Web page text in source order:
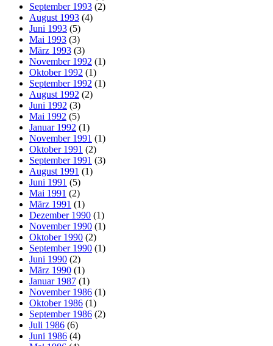
September 1993 (2)
August 1993 (4)
Juni 1993 (5)
Mai 1993 (3)
März 1993 (3)
November 1992 (1)
Oktober 1992 (1)
September 1992 (1)
August 1992 (2)
Juni 1992 (3)
Mai 1992 (5)
Januar 1992 (1)
November 1991 (1)
Oktober 1991 (2)
September 1991 (3)
August 1991 (1)
Juni 1991 (5)
Mai 1991 (2)
März 1991 (1)
Dezember 1990 (1)
November 1990 (1)
Oktober 1990 (2)
September 1990 (1)
Juni 1990 (2)
März 1990 (1)
Januar 1987 (1)
November 1986 (1)
Oktober 1986 (1)
September 1986 (2)
Juli 1986 (6)
Juni 1986 (4)